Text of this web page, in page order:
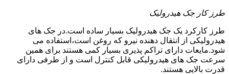
طرز کار جک هیدرولیک
طرز کارکرد یک جک هیدرولیک بسیار ساده است.در جک های
هیدرولیکی از انتقال دهنده نیرو که روغن است،استفاده می
شود.مایعات دارای تراکم پذیری بسیار کمی هستند برای همین
سرعت جک های هیدرولیکی قابل کنترل است و از طرفی دارای
قدرت بالایی هستند.